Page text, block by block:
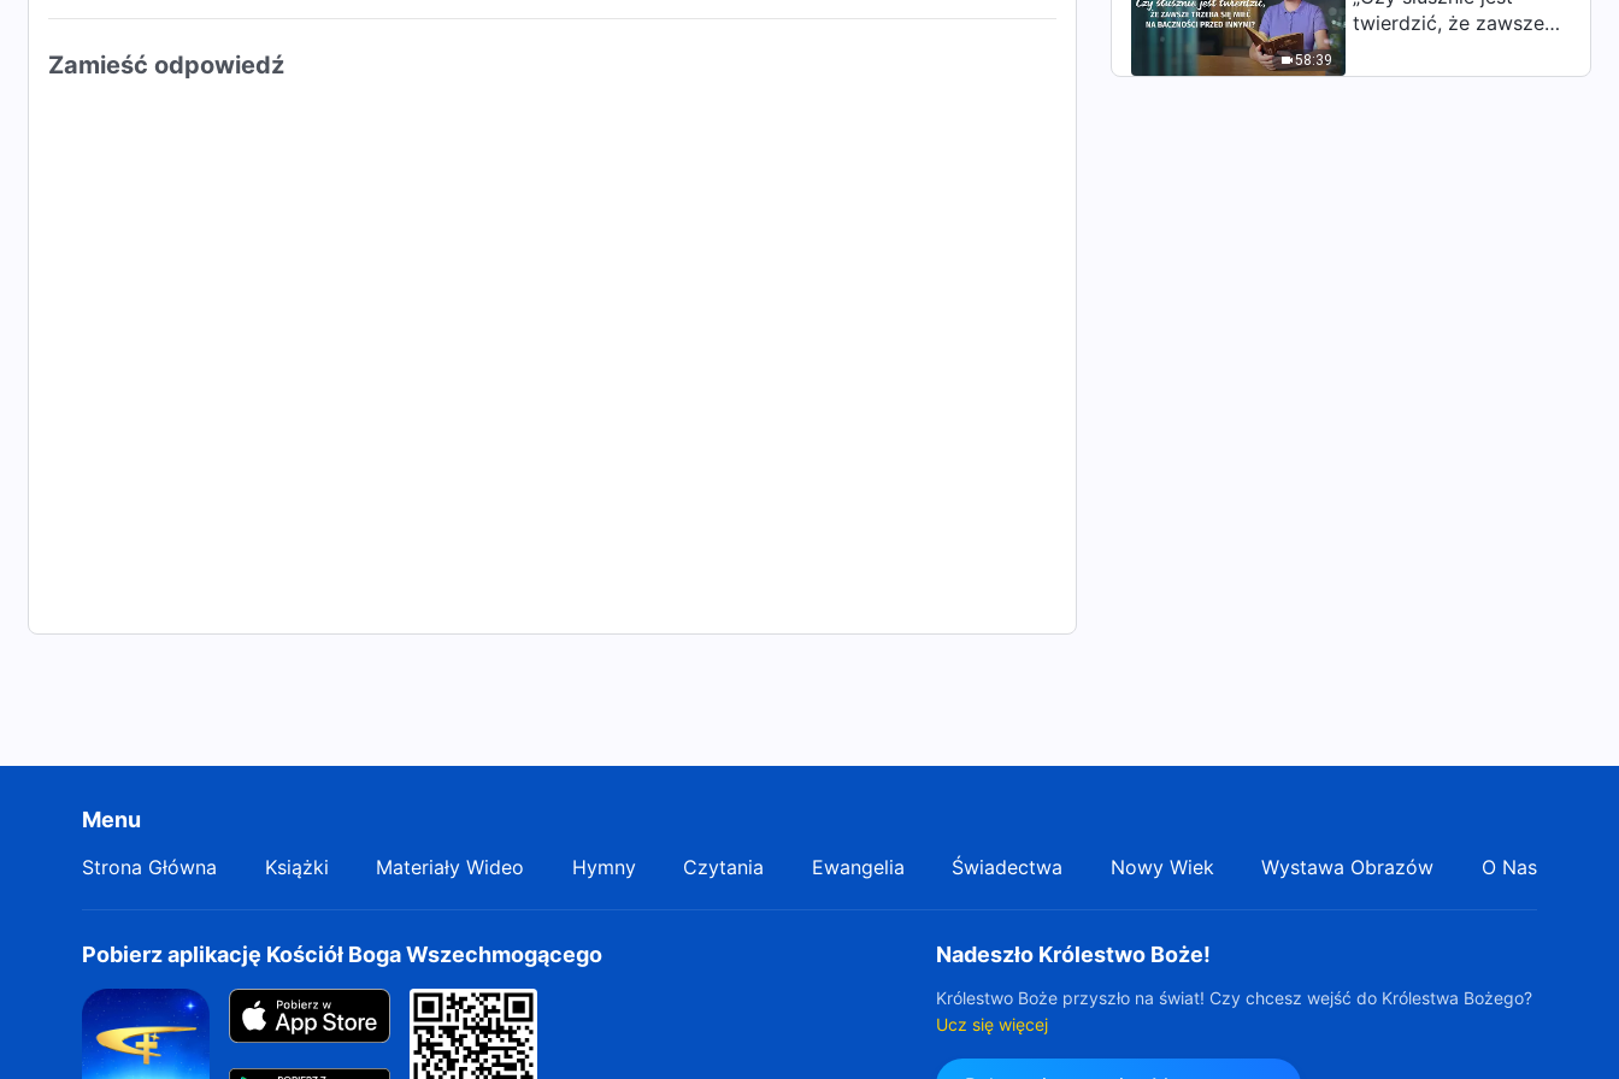
5:31
Obnażanie zepsucia rodzaju
ludzkiego | Fragment 359
ludzkiego | Fragment 366
6:42
ludzkiego | Fragment 367
Słowo Boże na każdy dzień:
Zamieść odpowiedź 58:39
twierdzić, że zawsze
baczności przed
Menu
Strona Główna Książki Materiały Wideo Hymny Czytania Ewangelia Świadectwa Nowy Wiek Wystawa Obrazów O Nas
Pobierz aplikację Kościół Boga Wszechmogącego Nadeszło Królestwo Boże!
Królestwo Boże przyszło na świat! Czy chcesz wejść do Królestwa Bożego?
Ucz się więcej